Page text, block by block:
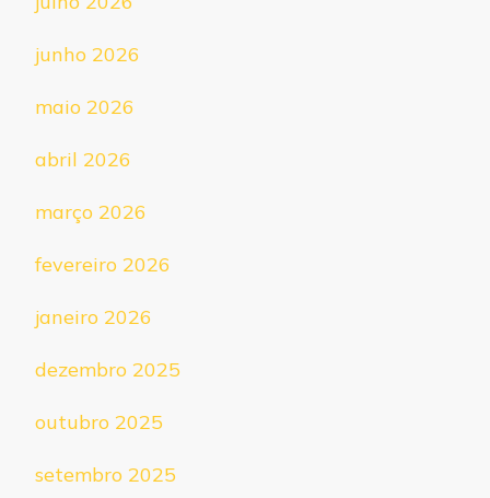
junho 2026
maio 2026
abril 2026
março 2026
fevereiro 2026
janeiro 2026
dezembro 2025
outubro 2025
setembro 2025